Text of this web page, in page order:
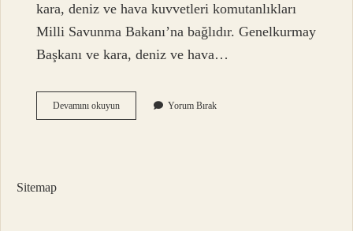
kara, deniz ve hava kuvvetleri komutanlıkları
Milli Savunma Bakanı’na bağlıdır. Genelkurmay
Başkanı ve kara, deniz ve hava…
Devamını okuyunMsb
Neyin
Yorum Bırak
Sitemap